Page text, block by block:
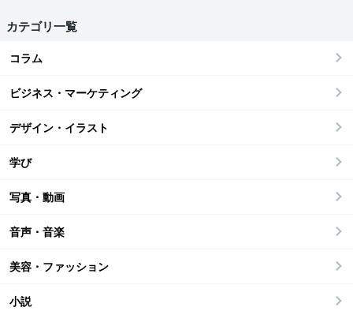
カテゴリ一覧
コラム
ビジネス・マーケティング
デザイン・イラスト
学び
写真・動画
音声・音楽
美容・ファッション
小説